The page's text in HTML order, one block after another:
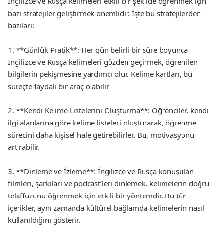
bazı stratejiler geliştirmek önemlidir. İşte bu stratejilerden
bazıları:
1. **Günlük Pratik**: Her gün belirli bir süre boyunca
İngilizce ve Rusça kelimeleri gözden geçirmek, öğrenilen
bilgilerin pekişmesine yardımcı olur. Kelime kartları, bu
süreçte faydalı bir araç olabilir.
2. **Kendi Kelime Listelerini Oluşturma**: Öğrenciler, kendi
ilgi alanlarına göre kelime listeleri oluşturarak, öğrenme
sürecini daha kişisel hale getirebilirler. Bu, motivasyonu
artırabilir.
3. **Dinleme ve İzleme**: İngilizce ve Rusça konuşulan
filmleri, şarkıları ve podcast’leri dinlemek, kelimelerin doğru
telaffuzunu öğrenmek için etkili bir yöntemdir. Bu tür
içerikler, aynı zamanda kültürel bağlamda kelimelerin nasıl
kullanıldığını gösterir.